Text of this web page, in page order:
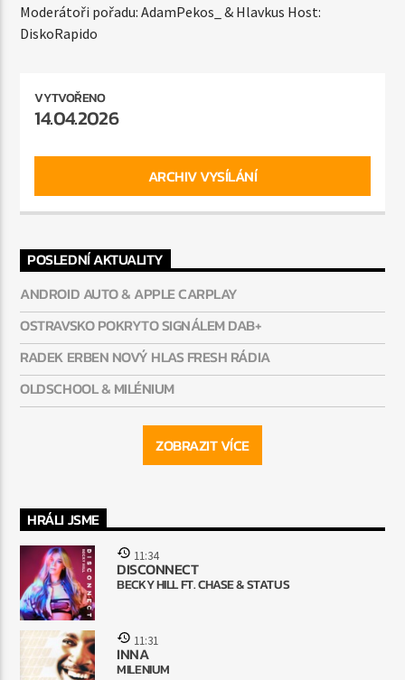
Moderátoři pořadu: AdamPekos_ & Hlavkus Host:
DiskoRapido
VYTVOŘENO
14.04.2026
ARCHIV VYSÍLÁNÍ
POSLEDNÍ AKTUALITY
ANDROID AUTO & APPLE CARPLAY
OSTRAVSKO POKRYTO SIGNÁLEM DAB+
RADEK ERBEN NOVÝ HLAS FRESH RÁDIA
OLDSCHOOL & MILÉNIUM
ZOBRAZIT VÍCE
HRÁLI JSME
11:34
DISCONNECT
BECKY HILL FT. CHASE & STATUS
11:31
INNA
MILENIUM